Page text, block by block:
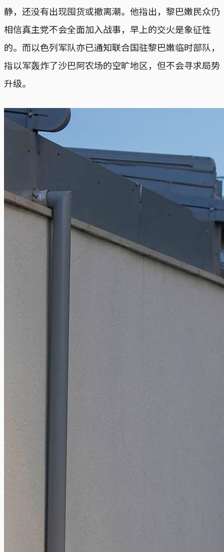
静，还没有出现囤货或撤离潮。他指出，黎巴嫩民众仍
相信真主党不会全面加入战事，早上的交火是象征性
的。而以色列军队亦已通知联合国驻黎巴嫩临时部队，
指以军轰炸了沙巴阿农场的空旷地区，但不会寻求局势
升级。